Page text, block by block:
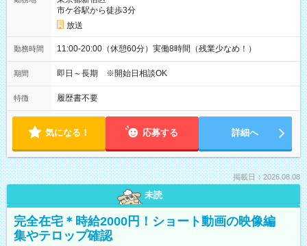
市ケ谷駅から徒歩3分
放送
勤務時間 11:00-20:00（休憩60分）実働8時間（残業少なめ！）
期間 即日～長期 ※開始日相談OK
特徴 履歴書不要
気になる！ 応募する 詳細へ
掲載日：2026.08.08
未読
完全在宅＊時給2000円！ショート動画の映像編
集やテロップ確認